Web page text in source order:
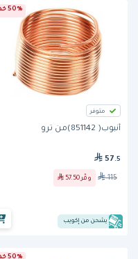
50% خصم
متوفر
أنبوب( 851142)من ترو
57 .5
115 وفّر 57.50
يشحن من إكويب
50% خصم